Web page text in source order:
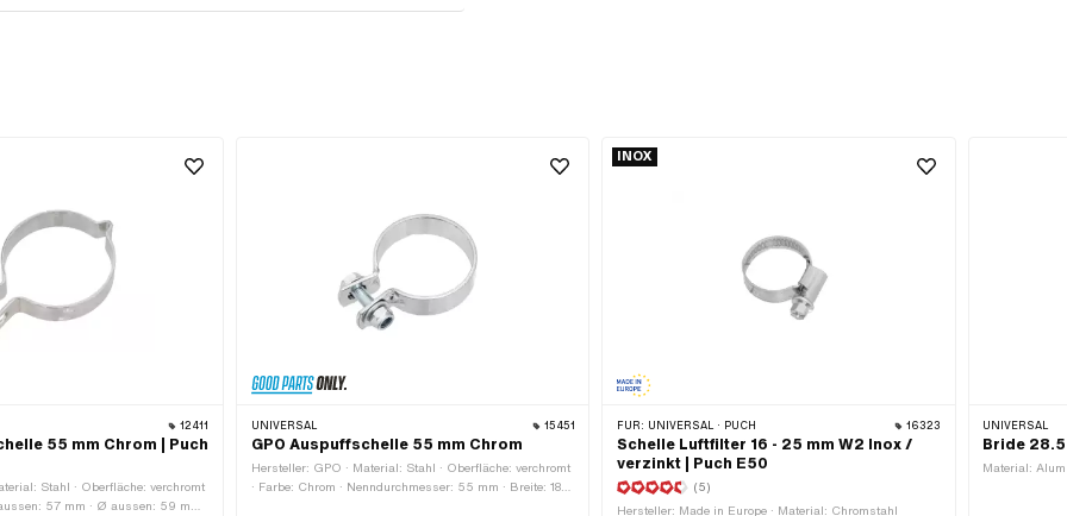
12411
55 mm Chrom | Puch
Stahl · Oberfläche: verchromt
57 mm · Ø aussen: 59 mm ·
UNIVERSAL 15451
GPO Auspuffschelle 55 mm Chrom
Hersteller: GPO · Material: Stahl · Oberfläche: verchromt
· Farbe: Chrom · Nenndurchmesser: 55 mm · Breite: 18
INOX
FÜR: UNIVERSAL · PUCH 16323
Schelle Luftfilter 16 - 25 mm W2 Inox /
verzinkt | Puch E50
(5)
Hersteller: Made in Europe · Material: Chromstahl
UNIVERSAL
Bride
Material: